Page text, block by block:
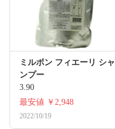
ミルボン フィエーリ シャ
ンプー
3.90
最安値 ￥2,948
2022/10/19